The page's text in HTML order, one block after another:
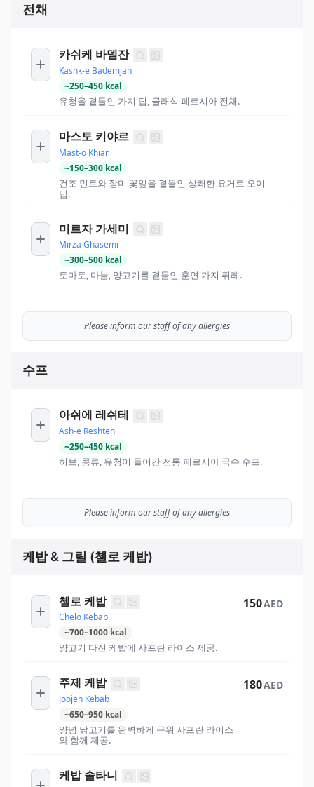
전채
카쉬케 바뎀잔
Kashk-e Bademjan
~250–450 kcal
유청을 곁들인 가지 딥, 클래식 페르시아 전채.
마스토 키야르
Mast-o Khiar
~150–300 kcal
건조 민트와 장미 꽃잎을 곁들인 상쾌한 요거트 오이
딥.
미르자 가세미
Mirza Ghasemi
~300–500 kcal
토마토, 마늘, 양고기를 곁들인 훈연 가지 퓌레.
Please inform our staff of any allergies
수프
아쉬에 레쉬테
Ash-e Reshteh
~250–450 kcal
허브, 콩류, 유청이 들어간 전통 페르시아 국수 수프.
Please inform our staff of any allergies
케밥 & 그릴 (첼로 케밥)
첼로 케밥
Chelo Kebab
~700–1000 kcal
양고기 다진 케밥에 사프란 라이스 제공.
150AED
주제 케밥
Joojeh Kebab
~650–950 kcal
양념 닭고기를 완벽하게 구워 사프란 라이스
와 함께 제공.
180AED
케밥 솔타니